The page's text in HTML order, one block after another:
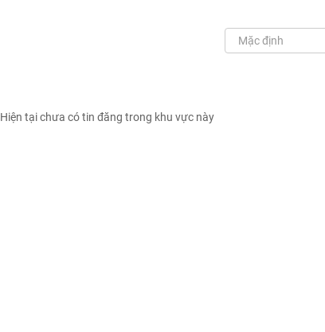
Mặc định
Hiện tại chưa có tin đăng trong khu vực này